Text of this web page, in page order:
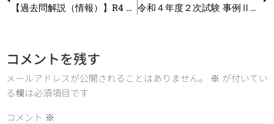
【過去問解説（情報）】R4 第4問 データレイク
令和４年度２次試験 事例Ⅱの解答例を紹介します！
コメントを残す
メールアドレスが公開されることはありません。 ※ が付いてい
る欄は必須項目です
コメント ※